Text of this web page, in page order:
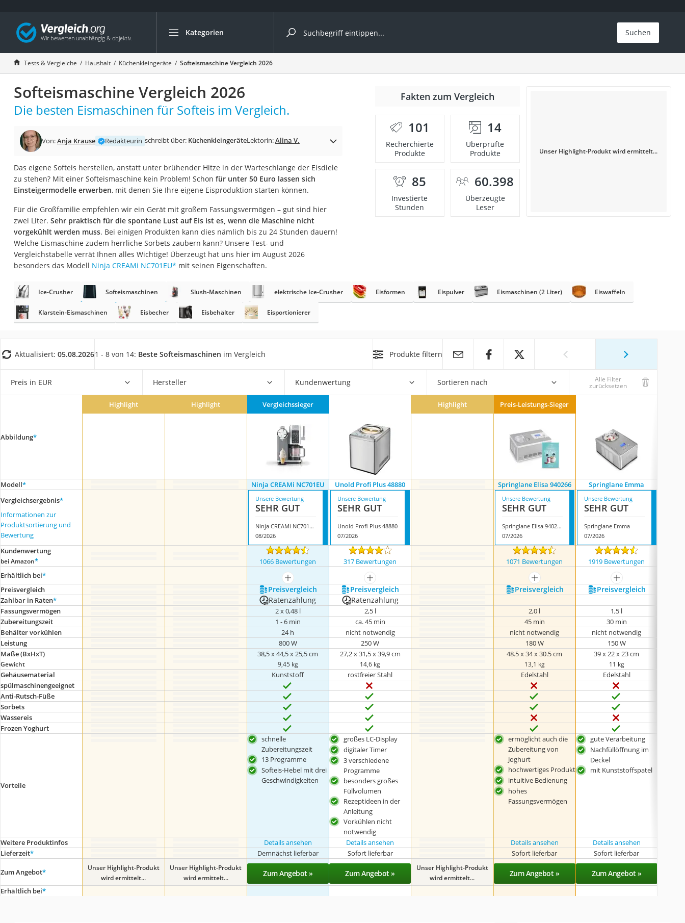
Kategorien
Die beliebtesten Vergleiche nach Kategorie
Haushalt
Wassersprudler
Zentralstaubsauger
Brotbackautomat
Wäschespinne
Spülmaschinentabs
Akku-Staubsauger
AEG-Waschmaschine
Saug-Wisch-Roboter
Handstaubsauger
Milchaufschäumer
Kondenstrockner
Reiskocher
Heißwasserspender
Ecovacs-Saugroboter
Messerschärfer
Service
Suchen
Tests & Vergleiche Haushalt Küchenkleingeräte Softeismaschine Vergleich 2026
Softeismaschine Vergleich 2026
Die besten Eismaschinen für Softeis im Vergleich.
Von:Anja Krause Redakteurin schreibt über: KüchenkleingeräteLektorin:Alina V.
Das eigene Softeis herstellen, anstatt unter brühender Hitze in der Warteschlange der Eisdiele
zu stehen? Mit einer Softeismaschine kein Problem! Schon für unter 50 Euro lassen sich
Einsteigermodelle erwerben, mit denen Sie Ihre eigene Eisproduktion starten können.
Für die Großfamilie empfehlen wir ein Gerät mit großem Fassungsvermögen – gut sind hier
zwei Liter. Sehr praktisch für die spontane Lust auf Eis ist es, wenn die Maschine nicht
vorgekühlt werden muss. Bei einigen Produkten kann dies nämlich bis zu 24 Stunden dauern!
Welche Eismaschine zudem herrliche Sorbets zaubern kann? Unsere Test- und
Vergleichstabelle verrät Ihnen alles Wichtige! Überzeugt hat uns hier im August 2026
besonders das Modell Ninja CREAMi NC701EU* mit seinen Eigenschaften.
Fakten zum Vergleich
101
Recherchierte
Produkte
14
Überprüfte
Produkte
85
Investierte
Stunden
60.398
Überzeugte
Leser
Unser Highlight-Produkt wird ermittelt...
Ice-Crusher Softeismaschinen Slush-Maschinen elektrische Ice-Crusher Eisformen Eispulver Eismaschinen (2 Liter) Eiswaffeln
Klarstein-Eismaschinen Eisbecher Eisbehälter Eisportionierer
Aktualisiert: 05.08.20261 - 8 von 14: Beste Softeismaschinen im Vergleich Produkte filtern
Preis in EUR Hersteller Kundenwertung Sortieren nach Alle Filter
zurücksetzen
Abbildung*
Highlight Highlight Vergleichssieger Highlight Preis-Leistungs-Sieger
Modell* Ninja CREAMi NC701EU Unold Profi Plus 48880 Springlane Elisa 940266 Springlane Emma
Vergleichsergebnis*
Informationen zur
Produktsortierung und
Bewertung
Unsere Bewertung
SEHR GUT
Ninja CREAMi NC701EU
08/2026
Unsere Bewertung
SEHR GUT
Unold Profi Plus 48880
07/2026
Unsere Bewertung
SEHR GUT
Springlane Elisa 940266
07/2026
Unsere Bewertung
SEHR GUT
Springlane Emma
07/2026
Kundenwertung
bei Amazon* 1066 Bewertungen 317 Bewertungen 1071 Bewertungen 1919 Bewertungen
Erhältlich bei*
mehr anzeigen mehr anzeigen mehr anzeigen
mehr anzeigen
Preis­vergleich
Preis­vergleich Preis­vergleich Preis­vergleich Preis­vergleich
Zahlbar in Raten* Ratenzahlung Ratenzahlung
Fassungsvermögen 2 x 0,48 l 2,5 l 2,0 l
1,5 l
Zubereitungszeit
1 - 6 min ca. 45 min 45 min 30 min
Behälter vorkühlen
24 h nicht notwendig nicht notwendig nicht notwendig
Leistung
800 W 250 W 180 W
150 W
Maße (BxHxT)
Gewicht
38,5 x 44,5 x 25,5 cm
9,45 kg
27,2 x 31,5 x 39,9 cm
14,6 kg
48.5 x 34 x 30.5 cm
13,1 kg
39 x 22 x 23 cm
11 kg
Gehäusematerial Kunststoff rostfreier Stahl Edelstahl
Edelstahl
spülmaschinengeeignet
Anti-Rutsch-Füße
Sorbets
Wassereis
Frozen Yoghurt
Vorteile
schnelle
Zubereitungszeit
13 Programme
Softeis-Hebel mit drei
Geschwindigkeiten
großes LC-Display
digitaler Timer
3 verschiedene
Programme
besonders großes
Füllvolumen
Rezeptideen in der
Anleitung
Vorkühlen nicht
notwendig
ermöglicht auch die
Zubereitung von
Joghurt
hochwertiges Produkt
intuitive Bedienung
hohes
Fassungsvermögen
gute Verarbeitung
Nachfüllöffnung im
Deckel
mit Kunststoffspatel
Weitere Produktinfos Details ansehen Details ansehen Details ansehen Details ansehen
Lieferzeit* Demnächst lieferbar Sofort lieferbar Sofort lieferbar Sofort lieferbar
Zum Angebot*
Unser Highlight-Produkt
wird ermittelt...
Unser Highlight-Produkt
wird ermittelt...
Zum Angebot » Zum Angebot »
Unser Highlight-Produkt
wird ermittelt...
Zum Angebot » Zum Angebot »
Erhältlich bei*